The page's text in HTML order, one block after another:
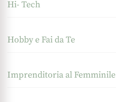
Hi- Tech
Hobby e Fai da Te
Imprenditoria al Femminile